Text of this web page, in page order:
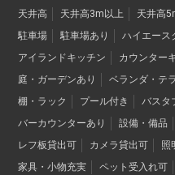
天井高
天井高3m以上 天井高
駐車場
駐車場あり
ハイエース
アイランドキッチン
カウンター
庭・ガーデンあり
ベランダ・テ
棚・ラック
プール付き バスタ
バーカウンターあり
設備・備品
レフ板貸出可
カメラ貸出可 照
家具・小物充実
ペット受入れ可